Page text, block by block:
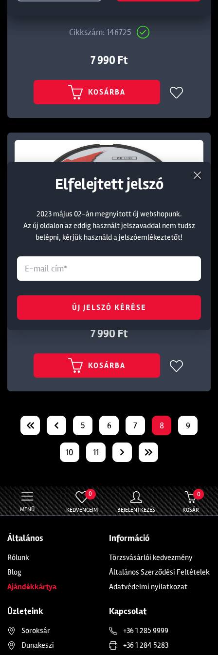
DAIWA J-BRAID X8 150M 0,18MM CHARTREUSE
Cikkszám: 146725
7 990 Ft
KOSÁRBA
Cikkszám: 144761
7 990 Ft
KOSÁRBA
5 6 7 8 9
10 11
MENÜ
0
KEDVENCEIM BEJELENTKEZÉS
0
KOSÁR
Általános
Rólunk
Blog
Ajándékkártya
Információ
Törzsvásárlói kedvezmény
Általános Szerződési Feltételek
Adatvédelmi nyilatkozat
Üzleteink
Soroksár
Dunakeszi
Kapcsolat
+36 1 285 9999
+36 1 284 5283
Elfelejtett jelszó
2023 május 02-án megnyitott új webshopunk.
Az új oldalon az eddig használt jelszavaddal nem tudsz
belépni, kérjük használd a jelszóemlékeztetőt!
ÚJ JELSZÓ KÉRÉSE